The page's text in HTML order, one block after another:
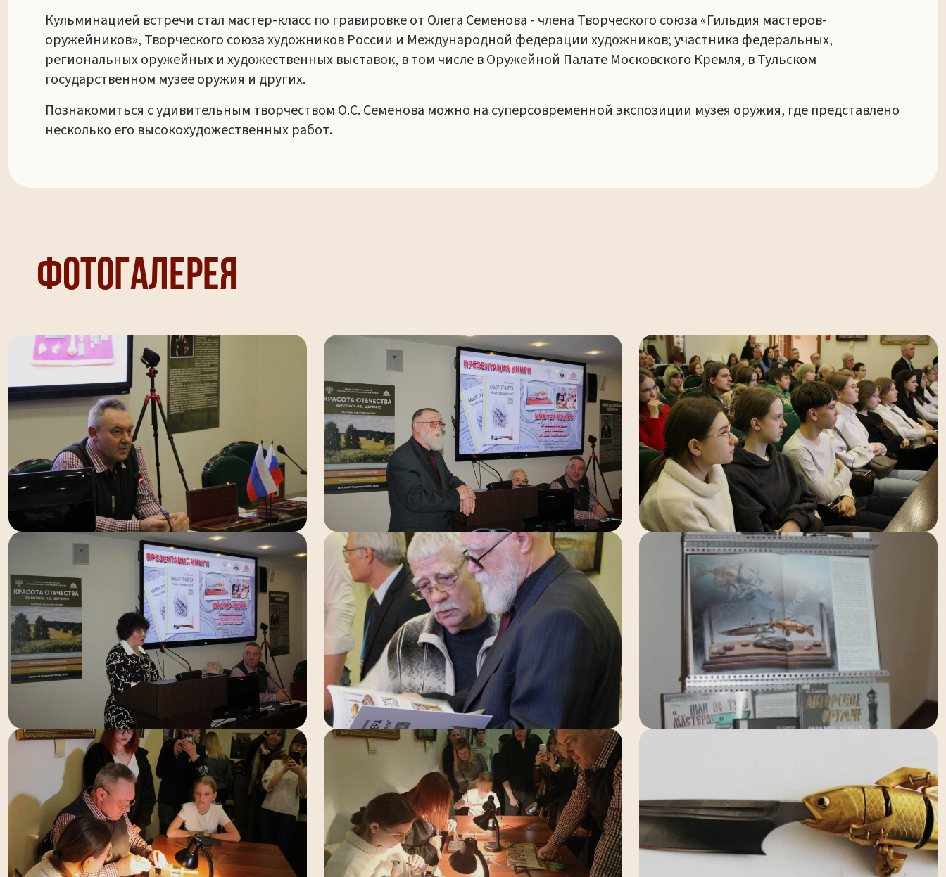
Кульминацией встречи стал мастер-класс по гравировке от Олега Семенова - члена Творческого союза «Гильдия мастеров-
оружейников», Творческого союза художников России и Международной федерации художников; участника федеральных,
региональных оружейных и художественных выставок, в том числе в Оружейной Палате Московского Кремля, в Тульском
государственном музее оружия и других.
Познакомиться с удивительным творчеством О.С. Семенова можно на суперсовременной экспозиции музея оружия, где представлено
несколько его высокохудожественных работ.
Фотогалерея